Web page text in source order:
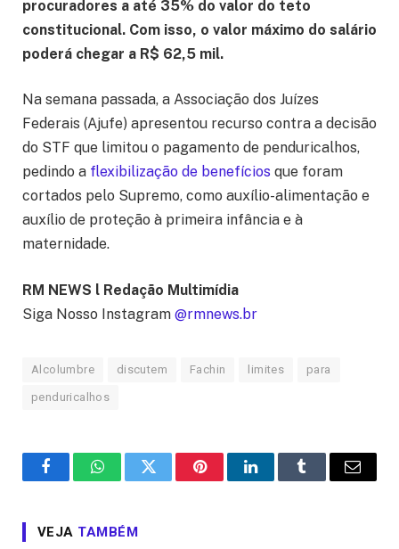
procuradores a até 35% do valor do teto
constitucional. Com isso, o valor máximo do salário
poderá chegar a R$ 62,5 mil.
Na semana passada, a Associação dos Juízes
Federais (Ajufe) apresentou recurso contra a decisão
do STF que limitou o pagamento de penduricalhos,
pedindo a flexibilização de benefícios que foram
cortados pelo Supremo, como auxílio-alimentação e
auxílio de proteção à primeira infância e à
maternidade.
RM NEWS l Redação Multimídia
Siga Nosso Instagram @rmnews.br
Alcolumbre discutem Fachin limites para
penduricalhos
FacebookWhatsAppTwitter PinterestLinkedInTumblr Email
VEJA TAMBÉM